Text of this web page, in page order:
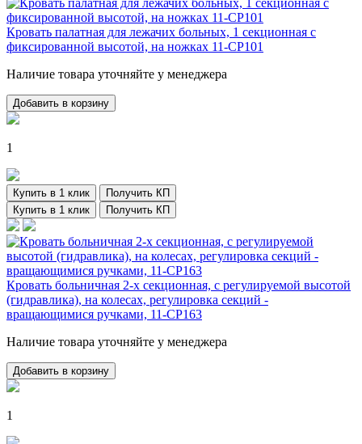
Кровать палатная для лежачих больных, 1 секционная с
фиксированной высотой, на ножках 11-CP101
Наличие товара уточняйте у менеджера
Добавить в корзину
1
Купить в 1 клик
Получить КП
Купить в 1 клик
Получить КП
Кровать больничная 2-х секционная, с регулируемой высотой
(гидравлика), на колесах, регулировка секций -
вращающимися ручками, 11-CP163
Наличие товара уточняйте у менеджера
Добавить в корзину
1